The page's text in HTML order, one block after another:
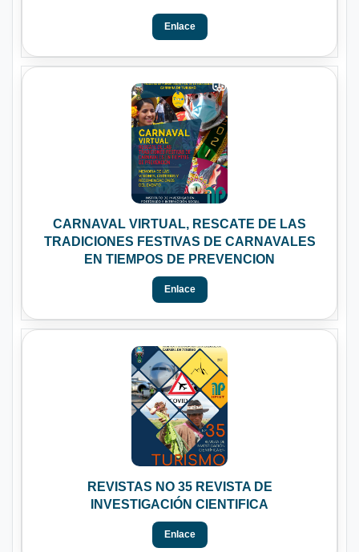
Enlace
CARNAVAL VIRTUAL, RESCATE DE LAS
TRADICIONES FESTIVAS DE CARNAVALES
EN TIEMPOS DE PREVENCION
Enlace
REVISTAS NO 35 REVISTA DE
INVESTIGACIÓN CIENTIFICA
Enlace